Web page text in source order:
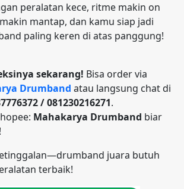
peralatan kece, ritme makin on
mantap, dan kamu siap jadi
paling keren di atas panggung!
sekarang! Bisa order via
Drumband atau langsung chat di
/ 081230216271.
Mahakarya Drumband biar
juara butuh
terbaik!